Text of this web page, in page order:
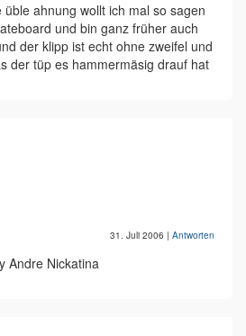
ahnung wollt ich mal so sagen
und bin ganz früher auch
der klipp ist echt ohne zweifel und
der tüp es hammermäsig drauf hat
31. Juli 2006 | Antworten
Andre Nickatina